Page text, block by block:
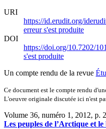
URI
https://id.erudit.org/
erreur s'est produite
DOI
https://doi.org/10.7202/
s'est produite
Un compte rendu de la revue
Ce document est le compte rendu
L'oeuvre originale discutée ici n'est
Volume 36, numéro 1, 2012, p.
Les peuples de l’Arctique et le